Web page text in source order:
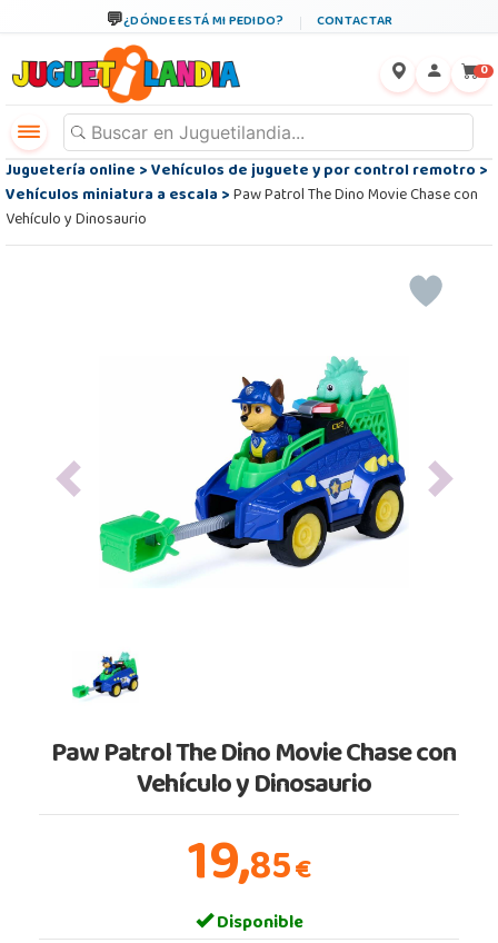
¿DÓNDE ESTÁ MI PEDIDO? CONTACTAR
0
Juguetería online>Vehículos de juguete y por control remotro>
Vehículos miniatura a escala>Paw Patrol The Dino Movie Chase con
Vehículo y Dinosaurio
Previous Next
Paw Patrol The Dino Movie Chase con
Vehículo y Dinosaurio
19,85€
Disponible